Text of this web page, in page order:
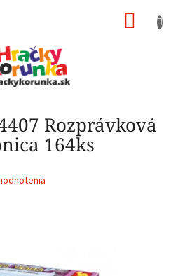
Rozprávková
164ks